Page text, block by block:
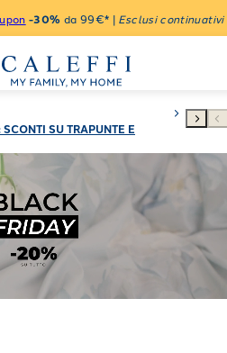
-30% da 99€* | Esclusi continuativi
SU TRAPUNTE E